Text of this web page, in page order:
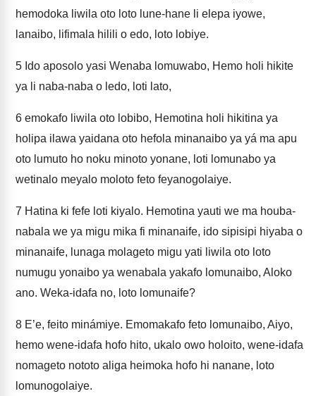
hemodoka liwila oto loto lune-hane li elepa iyowe,
lanaibo, lifimala hilili o edo, loto lobiye.
5 Ido aposolo yasi Wenaba lomuwabo, Hemo holi hikite
ya li naba-naba o ledo, loti lato,
6 emokafo liwila oto lobibo, Hemotina holi hikitina ya
holipa ilawa yaidana oto hefola minanaibo ya yá ma apu
oto lumuto ho noku minoto yonane, loti lomunabo ya
wetinalo meyalo moloto feto feyanogolaiye.
7 Hatina ki fefe loti kiyalo. Hemotina yauti we ma houba-
nabala we ya migu mika fi minanaife, ido sipisipi hiyaba o
minanaife, lunaga molageto migu yati liwila oto loto
numugu yonaibo ya wenabala yakafo lomunaibo, Aloko
ano. Weka-idafa no, loto lomunaife?
8 E’e, feito minámiye. Emomakafo feto lomunaibo, Aiyo,
hemo wene-idafa hofo hito, ukalo owo holoito, wene-idafa
nomageto nototo aliga heimoka hofo hi nanane, loto
lomunogolaiye.